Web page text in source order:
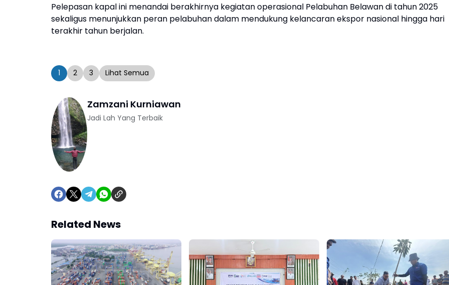
Internasional
kepada Mahasiswa
Pelepasan kapal ini menandai berakhirnya kegiatan operasional Pelabuhan Belawan di tahun 2025
sekaligus menunjukkan peran pelabuhan dalam mendukung kelancaran ekspor nasional hingga hari
terakhir tahun berjalan.
1 2 3 Lihat Semua
Zamzani Kurniawan
Jadi Lah Yang Terbaik
Related News